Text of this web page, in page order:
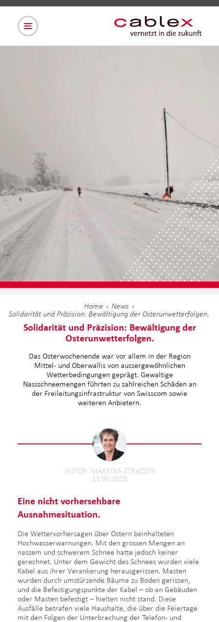
Home
News
Solidarität und Präzision: Bewältigung der Osterunwetterfolgen.
Solidarität und Präzision: Bewältigung der
Osterunwetterfolgen.
Das Osterwochenende war vor allem in der Region
Mittel- und Oberwallis von aussergewöhnlichen
Wetterbedingungen geprägt. Gewaltige
Nassschneemengen führten zu zahlreichen Schäden an
der Freileitungsinfrastruktur von Swisscom sowie
weiteren Anbietern.
13.05.2025
AUTOR MARTINA STRAZZER
Eine nicht vorhersehbare
Ausnahmesituation.
Die Wettervorhersagen über Ostern beinhalteten
Hochwasserwarnungen. Mit den grossen Mengen an
nassem und schwerem Schnee hatte jedoch keiner
gerechnet. Unter dem Gewicht des Schnees wurden viele
Kabel aus ihrer Verankerung herausgerissen. Masten
wurden durch umstürzende Bäume zu Boden gerissen,
und die Befestigungspunkte der Kabel – ob an Gebäuden
oder Masten befestigt – hielten nicht stand. Diese
Ausfälle betrafen viele Haushalte, die über die Feiertage
mit den Folgen der Unterbrechung der Telefon- und